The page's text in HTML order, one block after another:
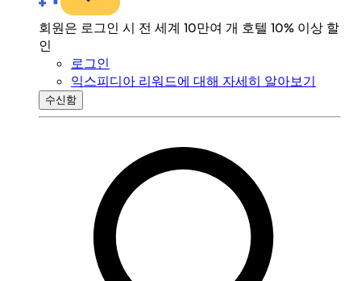
회원은 로그인 시 전 세계 10만여 개 호텔 10% 이상 할
인
로그인
익스피디아 리워드에 대해 자세히 알아보기
수신함